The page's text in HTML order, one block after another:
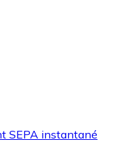
SEPA instantané